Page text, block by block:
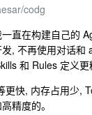
codg
直在构建自己的
, 不再使用对话
和 Rules 定义更
更快, 内存占用少,
精度的。